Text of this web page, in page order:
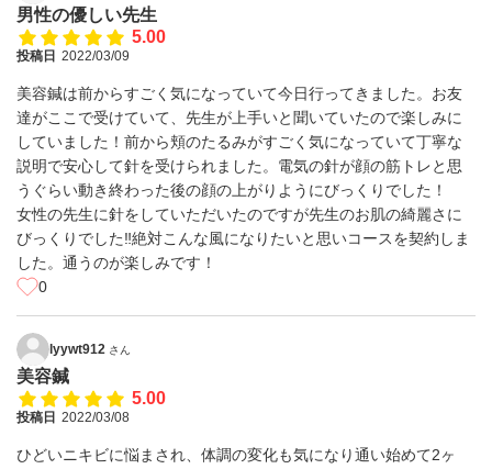
男性の優しい先生
5.00
投稿日 2022/03/09
美容鍼は前からすごく気になっていて今日行ってきました。お友
達がここで受けていて、先生が上手いと聞いていたので楽しみに
していました！前から頬のたるみがすごく気になっていて丁寧な
説明で安心して針を受けられました。電気の針が顔の筋トレと思
うぐらい動き終わった後の顔の上がりようにびっくりでした！
女性の先生に針をしていただいたのですが先生のお肌の綺麗さに
びっくりでした‼︎絶対こんな風になりたいと思いコースを契約しま
した。通うのが楽しみです！
0
lyywt912 さん
美容鍼
5.00
投稿日 2022/03/08
ひどいニキビに悩まされ、体調の変化も気になり通い始めて2ヶ